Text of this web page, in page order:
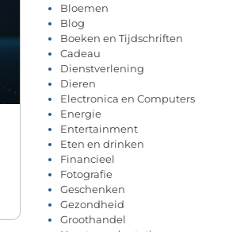
Bloemen
Blog
Boeken en Tijdschriften
Cadeau
Dienstverlening
Dieren
Electronica en Computers
Energie
Entertainment
Eten en drinken
Financieel
Fotografie
Geschenken
Gezondheid
Groothandel